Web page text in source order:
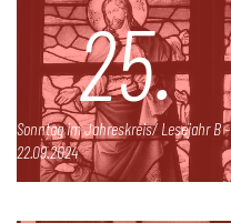
25.
Sonntag im Jahreskreis/ Lesejahr B -
22.09.2024